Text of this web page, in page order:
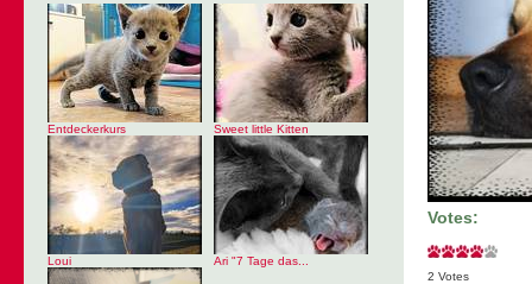
Entdeckerkurs Sweet little Kitten
Loui Ari "7 Tage das...
Votes:
2 Votes